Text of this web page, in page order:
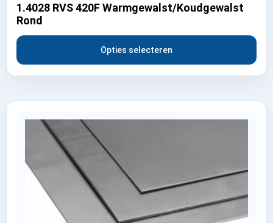
1.4028 RVS 420F Warmgewalst/Koudgewalst
Rond
Opties selecteren